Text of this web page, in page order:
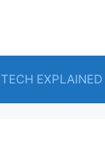
TECH EXPLAINED